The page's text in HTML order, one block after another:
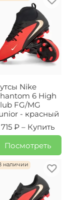
Nike
6 High
FG/MG
- красный
₽ – Купить
Посмотреть
наличии